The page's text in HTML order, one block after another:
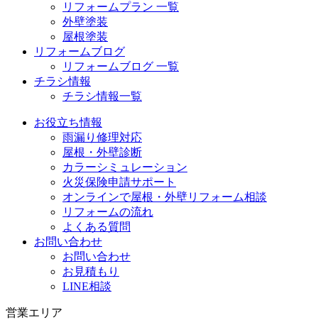
リフォームプラン 一覧
外壁塗装
屋根塗装
リフォームブログ
リフォームブログ 一覧
チラシ情報
チラシ情報一覧
お役立ち情報
雨漏り修理対応
屋根・外壁診断
カラーシミュレーション
火災保険申請サポート
オンラインで屋根・外壁リフォーム相談
リフォームの流れ
よくある質問
お問い合わせ
お問い合わせ
お見積もり
LINE相談
営業エリア